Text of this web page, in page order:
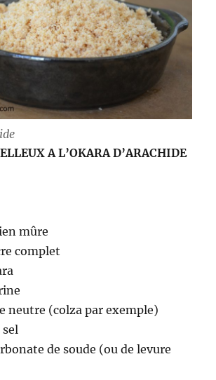
A L’OKARA D’ARACHIDE
mûre
complet
neutre (colza par exemple)
sel
de soude (ou de levure